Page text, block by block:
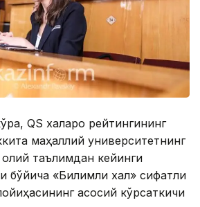
QS халқаро рейтингининг
маҳаллий университетнинг
таълимдан кейинги
бўйича «Билимли халқ» сифатли
асосий кўрсаткичи